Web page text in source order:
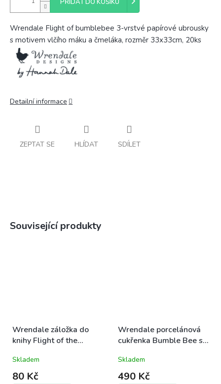
Wrendale Flight of bumblebee 3-vrstvé papírové ubrousky
s motivem vlčího máku a čmeláka, rozměr 33x33cm, 20ks
Detailní informace
ZEPTAT SE HLÍDAT SDÍLET
Související produkty
Wrendale záložka do
knihy Flight of the
a vlčí máky 5x15cm
Skladem
80 Kč
Wrendale porcelánová
cukřenka Bumble Bee se
Skladem
490 Kč